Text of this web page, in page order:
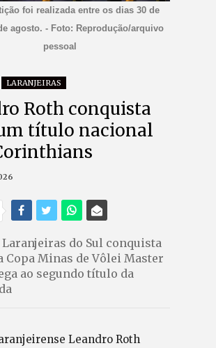
foi realizada entre os dias 30 de
agosto. - Foto: Reprodução/arquivo
pessoal
LARANJEIRAS
Roth conquista
título nacional
Laranjeiras do Sul conquista
Copa Minas de Vôlei Master
ao segundo título da
Leandro Roth